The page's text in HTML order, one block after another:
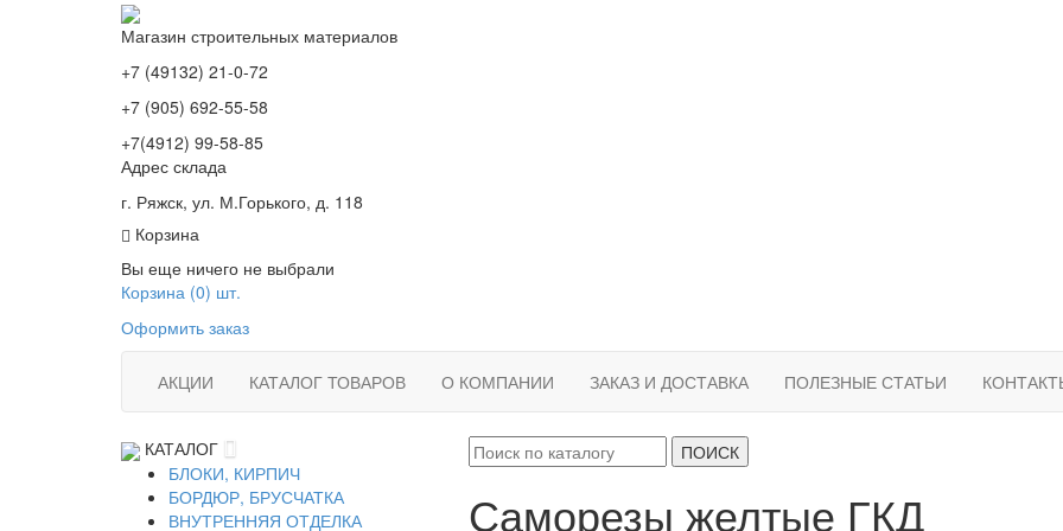
Магазин строительных материалов
+7 (49132) 21-0-72
+7 (905) 692-55-58
+7(4912) 99-58-85
Адрес склада
г. Ряжск, ул. М.Горького, д. 118
Корзина
Вы еще ничего не выбрали
Корзина (0) шт.
Оформить заказ
АКЦИИ КАТАЛОГ ТОВАРОВ О КОМПАНИИ ЗАКАЗ И ДОСТАВКА ПОЛЕЗНЫЕ СТАТЬИ
КАТАЛОГ
БЛОКИ, КИРПИЧ
БОРДЮР, БРУСЧАТКА
ВНУТРЕННЯЯ ОТДЕЛКА
ПОИСК
Саморезы желтые ГКД